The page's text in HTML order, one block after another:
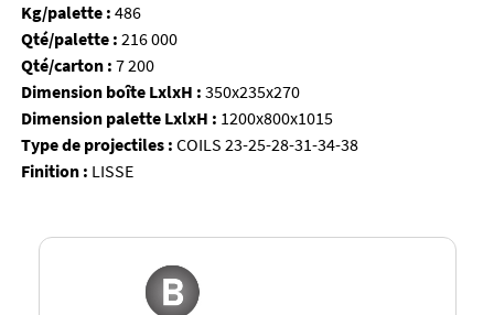
Kg/palette : 486
Qté/palette : 216 000
Qté/carton : 7 200
Dimension boîte LxlxH : 350x235x270
Dimension palette LxlxH : 1200x800x1015
Type de projectiles : COILS 23-25-28-31-34-38
Finition : LISSE